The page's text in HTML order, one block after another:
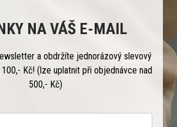
NA VÁŠ E-MAIL
a obdržíte jednorázový slevový
Kč! (lze uplatnit při objednávce nad
500,- Kč)